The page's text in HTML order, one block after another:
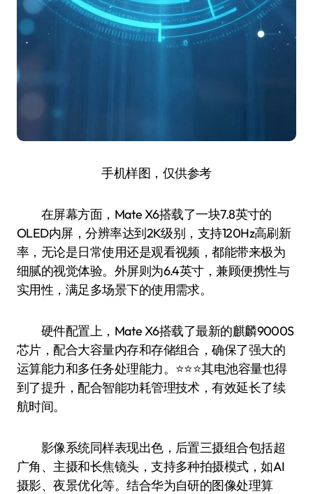
手机样图，仅供参考
在屏幕方面，Mate X6搭载了一块7.8英寸的
OLED内屏，分辨率达到2K级别，支持120Hz高刷新
率，无论是日常使用还是观看视频，都能带来极为
细腻的视觉体验。外屏则为6.4英寸，兼顾便携性与
实用性，满足多场景下的使用需求。
硬件配置上，Mate X6搭载了最新的麒麟9000S
芯片，配合大容量内存和存储组合，确保了强大的
运算能力和多任务处理能力。⭐️⭐️⭐️其电池容量也得
到了提升，配合智能功耗管理技术，有效延长了续
航时间。
影像系统同样表现出色，后置三摄组合包括超
广角、主摄和长焦镜头，支持多种拍摄模式，如AI
摄影、夜景优化等。结合华为自研的图像处理算